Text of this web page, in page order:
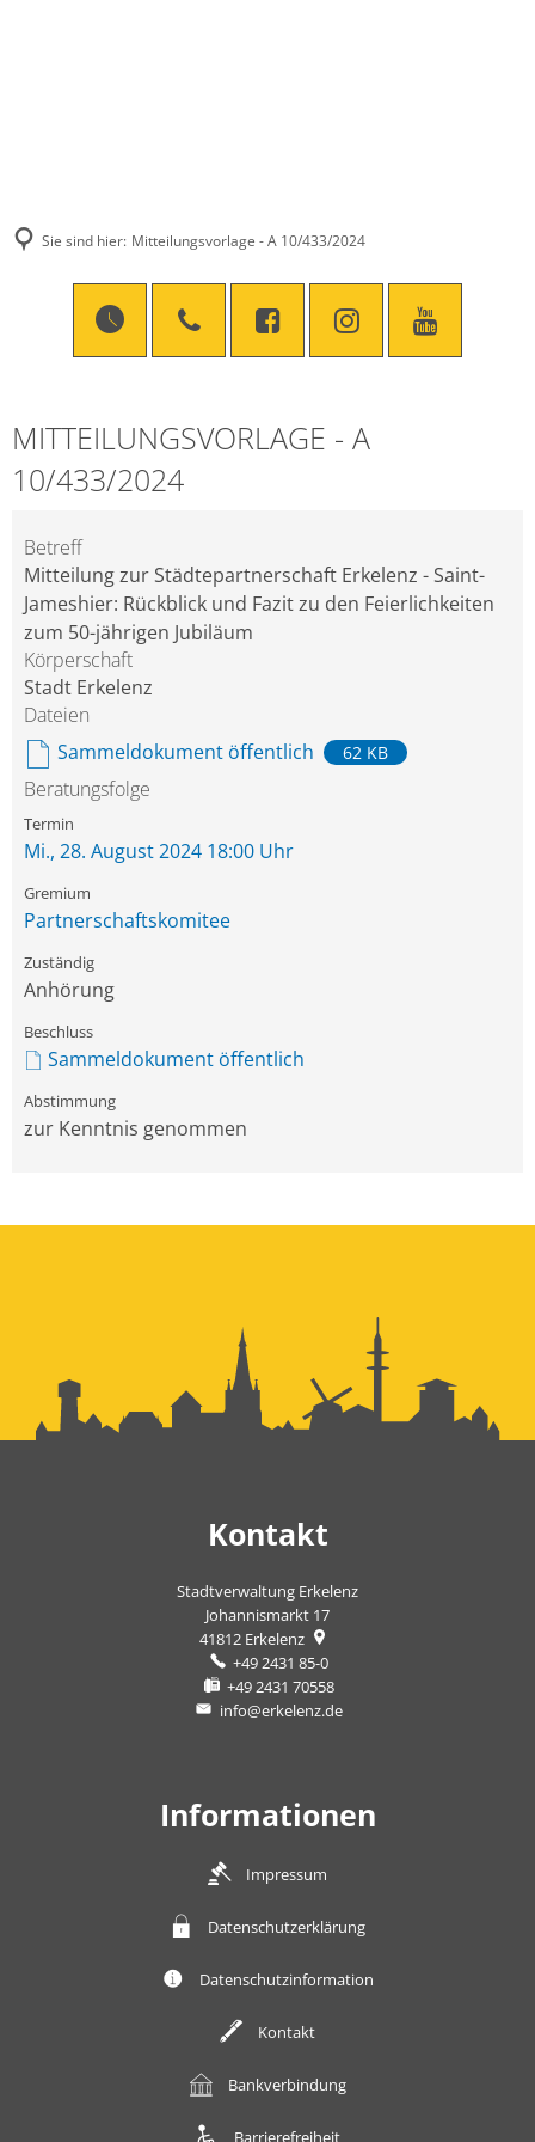
Sie sind hier: Mitteilungsvorlage - A 10/433/2024
MITTEILUNGSVORLAGE - A
10/433/2024
Betreff
Mitteilung zur Städtepartnerschaft Erkelenz - Saint-
Jameshier: Rückblick und Fazit zu den Feierlichkeiten
zum 50-jährigen Jubiläum
Körperschaft
Stadt Erkelenz
Dateien
Sammeldokument öffentlich
62 KB
Beratungsfolge
Mi., 28. August 2024 18:00 Uhr
Partnerschaftskomitee
Anhörung
Sammeldokument öffentlich
zur Kenntnis genommen
Kontakt
Stadtverwaltung Erkelenz
Johannismarkt 17
41812 Erkelenz
+49 2431 85-0
+49 2431 70558
info@erkelenz.de
Informationen
Impressum
Datenschutzerklärung
Datenschutzinformation
Kontakt
Bankverbindung
Barrierefreiheit